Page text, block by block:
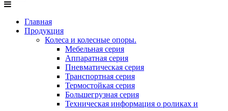
Главная
Продукция
Колеса и колесные опоры.
Мебельная серия
Аппаратная серия
Пневматическая серия
Транспортная серия
Термостойкая серия
Большегрузная серия
Техническая информация о роликах и